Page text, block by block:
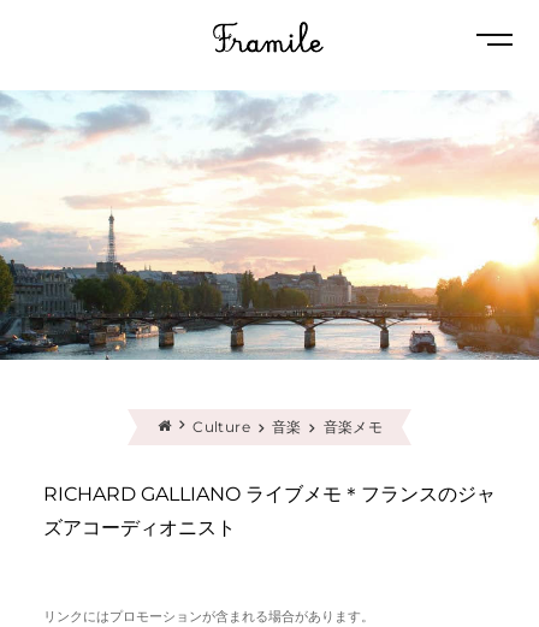
Culture 音楽 音楽メモ
RICHARD GALLIANO ライブメモ＊フランスのジャ
ズアコーディオニスト
リンクにはプロモーションが含まれる場合があります。